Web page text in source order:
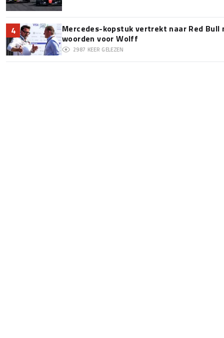
4
Mercedes-kopstuk vertrekt naar Red
woorden voor Wolff
2987 KEER GELEZEN